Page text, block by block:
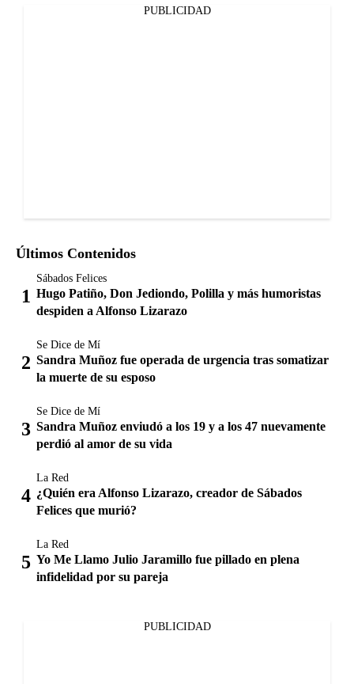
PUBLICIDAD
Últimos Contenidos
Sábados Felices
Hugo Patiño, Don Jediondo, Polilla y más humoristas
despiden a Alfonso Lizarazo
Se Dice de Mí
Sandra Muñoz fue operada de urgencia tras somatizar
la muerte de su esposo
Se Dice de Mí
Sandra Muñoz enviudó a los 19 y a los 47 nuevamente
perdió al amor de su vida
La Red
¿Quién era Alfonso Lizarazo, creador de Sábados
Felices que murió?
La Red
Yo Me Llamo Julio Jaramillo fue pillado en plena
infidelidad por su pareja
PUBLICIDAD